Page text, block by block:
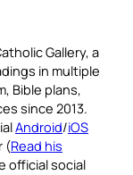
Gallery, a
in multiple
Bible plans,
since 2013.
Android/iOS
(Read his
official social